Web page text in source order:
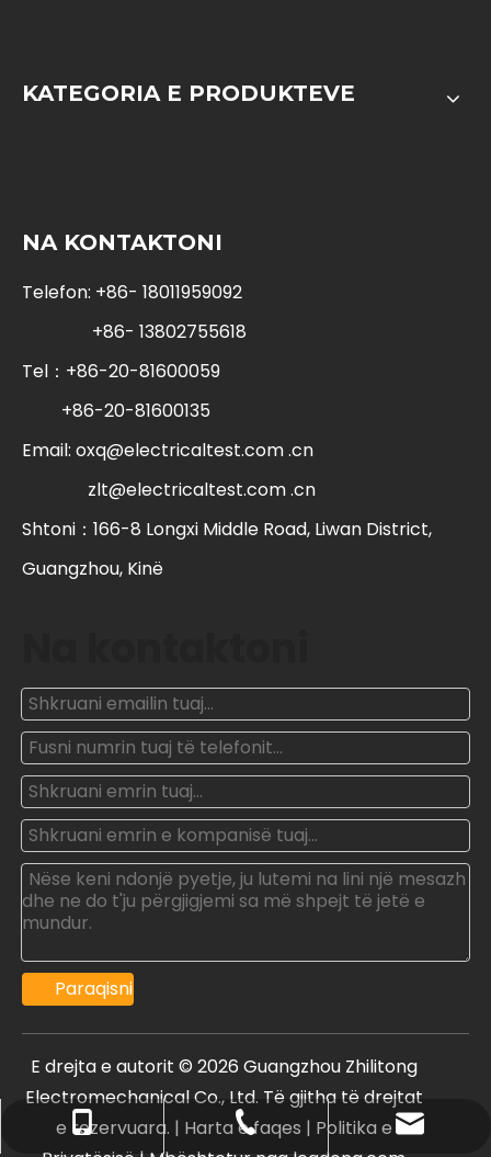
KATEGORIA E PRODUKTEVE
+86- 18011959092
+86-20-81600135
oxq@electricaltest.com .cn
NA KONTAKTONI
Telefon: +86- 18011959092
+86- 13802755618
Tel：+86-20-81600059
+86-20-81600135
Email: oxq@electricaltest.com .cn
zlt@electricaltest.com .cn
Shtoni：166-8 Longxi Middle Road, Liwan District,
Guangzhou, Kinë
Paraqisni
E drejta e autorit © 2026 Guangzhou Zhilitong
Electromechanical Co., Ltd. Të gjitha të drejtat
e rezervuara. | Harta e faqes | Politika e